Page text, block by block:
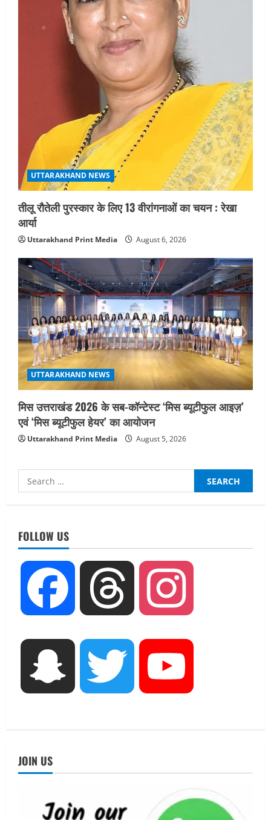
UTTARAKHAND NEWS
तीलू रौतेली पुरस्कार के लिए 13 वीरांगनाओं का चयन : रेखा
आर्या
Uttarakhand Print Media August 6, 2026
UTTARAKHAND NEWS
मिस उत्तराखंड 2026 के सब-कॉन्टेस्ट ‘मिस ब्यूटीफुल आइज़’
एवं ‘मिस ब्यूटीफुल हेयर’ का आयोजन
Uttarakhand Print Media August 5, 2026
Search
for:
FOLLOW US
Facebook Threads
Snapchat Twitter
JOIN US
2
चयन : रेखा आर्या
August 6, 2026
3
UTTARAKHAND NEWS
मिस उत्तराखंड 2026 के सब-कॉन्टेस्ट ‘मिस
ब्यूटीफुल आइज़’ एवं ‘मिस ब्यूटीफुल हेयर’ का
August 5, 2026
UTTARAKHAND NEWS
एमआईटी वर्ल्ड पीस यूनिवर्सिटी और जर्मनी के
बीएसबीआई के बीच समझौता; भारतीय छात्रों
शिष्टाचार भेंट पर्यटन और सांस्कृतिक
गतिविधियों के विस्तार पर हुई चर्चा